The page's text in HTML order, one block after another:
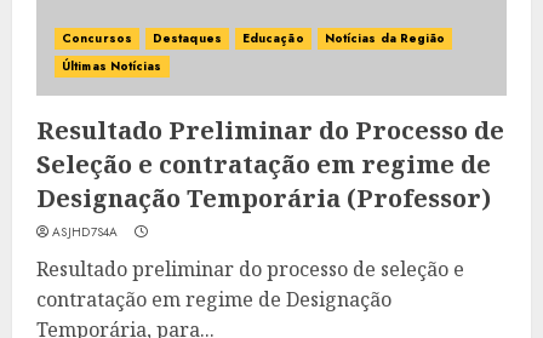
Concursos Destaques Educação
Notícias da Região
Últimas Notícias
Resultado Preliminar do Processo de
Seleção e contratação em regime de
Designação Temporária (Professor)
ASJHD7S4A
Resultado preliminar do processo de seleção e
contratação em regime de Designação
Temporária, para...